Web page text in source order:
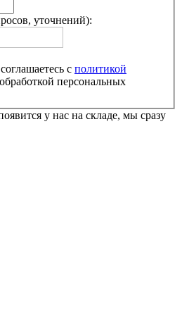
уточнений):
с политикой
у нас на складе, мы сразу